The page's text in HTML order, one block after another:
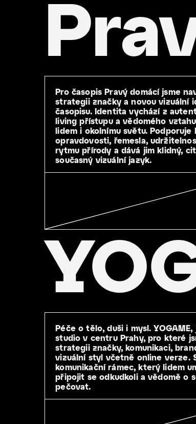
Pro časopis Pravý domácí jsme
strategii značky a novou vizuální
časopisu. Identita vychází z
living přístupu a vědomého
lidem i okolnímu světu. Podporuje
opravdovosti, řemesla,
rytmu přírody a dává jim klidný,
současný vizuální jazyk.
Péče o tělo, duši i mysl.
studio v centru Prahy, pro které
strategii značky, komunikaci,
vizuální styl včetně online verze.
komunikační rámec, který lidem
připojit se odkudkoli a vědomě o
pečovat.